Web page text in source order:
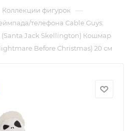
Коллекции фигурок —
телефона Cable Guys:
Jack Skellington) Кошмар
Before Christmas) 20 см